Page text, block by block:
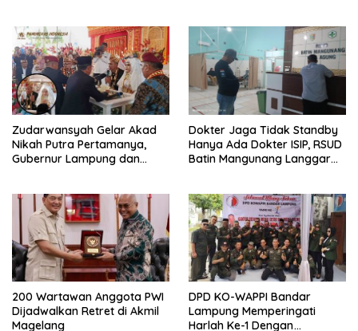
Zudarwansyah Gelar Akad
Nikah Putra Pertamanya,
Gubernur Lampung dan
Dokter Jaga Tidak Standby
Hanya Ada Dokter ISIP, RSUD
Batin Mangunang Langgar
200 Wartawan Anggota PWI
Dijadwalkan Retret di Akmil
Magelang
DPD KO-WAPPI Bandar
Lampung Memperingati
Harlah Ke-1 Dengan